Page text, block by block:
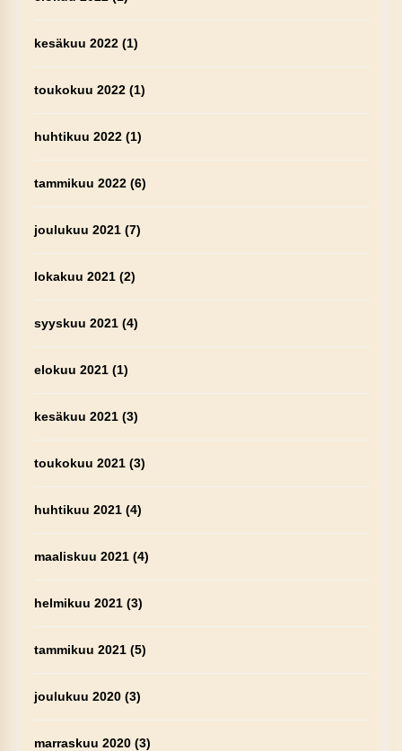
kesäkuu 2022(1)
toukokuu 2022(1)
huhtikuu 2022(1)
tammikuu 2022(6)
joulukuu 2021(7)
lokakuu 2021(2)
syyskuu 2021(4)
elokuu 2021(1)
kesäkuu 2021(3)
toukokuu 2021(3)
huhtikuu 2021(4)
maaliskuu 2021(4)
helmikuu 2021(3)
tammikuu 2021(5)
joulukuu 2020(3)
marraskuu 2020(3)